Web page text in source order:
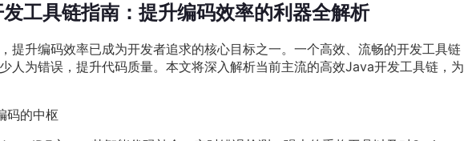
工具链指南：提升编码效率的利器全解析
提升编码效率已成为开发者追求的核心目标之一。一个高效、流畅的开发工具链
人为错误，提升代码质量。本文将深入解析当前主流的高效Java开发工具链，为
码的中枢